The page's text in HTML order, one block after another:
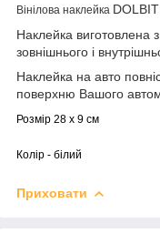
Вінілова наклейка
Наклейка виготовлена з
зовнішнього і
Наклейка на авто
поверхню Вашого
Розмір 28 х 9 см
Колір - білий
Приховати